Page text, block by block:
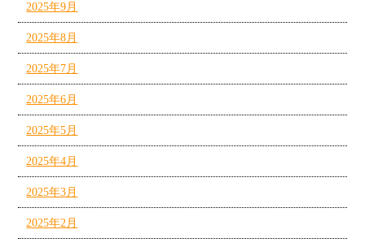
2025年9月
2025年8月
2025年7月
2025年6月
2025年5月
2025年4月
2025年3月
2025年2月